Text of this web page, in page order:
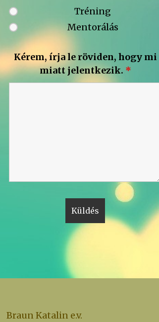
Tréning
Mentorálás
Kérem, írja le röviden, hogy mi
miatt jelentkezik. *
Braun Katalin e.v.